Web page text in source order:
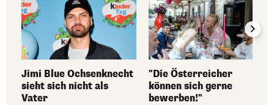
Jimi Blue Ochsenknecht
sieht sich nicht als
Vater
"Die Österreicher
können sich gerne
bewerben!"